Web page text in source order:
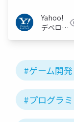
2017)
Yahoo!
デベロッ
#ゲーム開発
#プログラ